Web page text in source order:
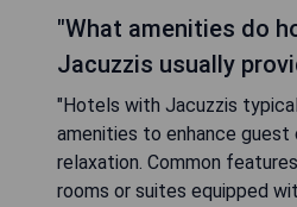
"What amenities do
Jacuzzis usually
"Hotels with Jacuzzis
amenities to enhance
relaxation. Common
rooms or suites equipped